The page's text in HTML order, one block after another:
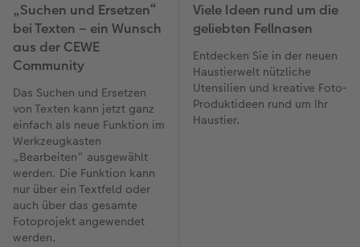
„Suchen und Ersetzen“
bei Texten – ein Wunsch
aus der CEWE
Community
Das Suchen und Ersetzen
von Texten kann jetzt ganz
einfach als neue Funktion im
Werkzeugkasten
„Bearbeiten“ ausgewählt
werden. Die Funktion kann
nur über ein Textfeld oder
auch über das gesamte
Fotoprojekt angewendet
werden.
Viele Ideen rund um die
geliebten Fellnasen
Entdecken Sie in der neuen
Haustierwelt nützliche
Utensilien und kreative Foto-
Produktideen rund um Ihr
Haustier.